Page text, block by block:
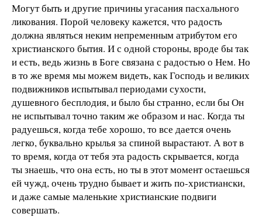
Могут быть и другие причины угасания пасхального
ликования. Порой человеку кажется, что радость
должна являться неким непременным атрибутом его
хрис­тианского бытия. И с одной стороны, вроде бы так
и есть, ведь жизнь в Боге связана с радостью о Нем. Но
в то же время мы можем видеть, как Господь и великих
подвижников испытывал периодами сухости,
душевного бесплодия, и было бы странно, если бы Он
не испытывал точно таким же образом и нас. Когда ты
радуешься, когда тебе хорошо, то все дается очень
легко, буквально крылья за спиной вырастают. А вот в
то время, когда от тебя эта радость скрывается, когда
ты знаешь, что она есть, но ты в этот момент остаешься
ей чужд, очень трудно бывает и жить по-христиански,
и даже самые маленькие христианские подвиги
совершать.